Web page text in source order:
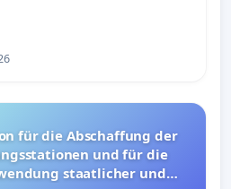
der
und für die
staatlicher und